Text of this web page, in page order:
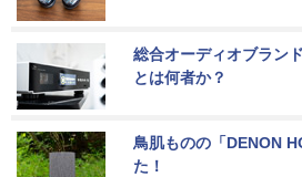
総合オーディオブラン
とは何者か？
鳥肌ものの「DENON
た！